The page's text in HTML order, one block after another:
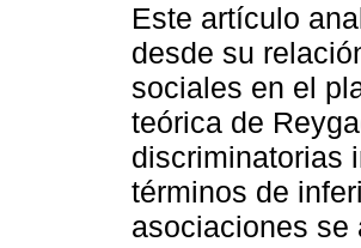
Este artículo
desde su
sociales en el
teórica de
discriminatorias
términos de
asociaciones se